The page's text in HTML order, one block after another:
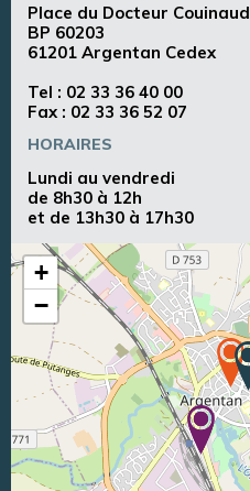
Place du Docteur Couinaud
BP 60203
61201 Argentan Cedex
Tel : 02 33 36 40 00
Fax : 02 33 36 52 07
HORAIRES
Lundi au vendredi
de 8h30 à 12h
et de 13h30 à 17h30
+
−